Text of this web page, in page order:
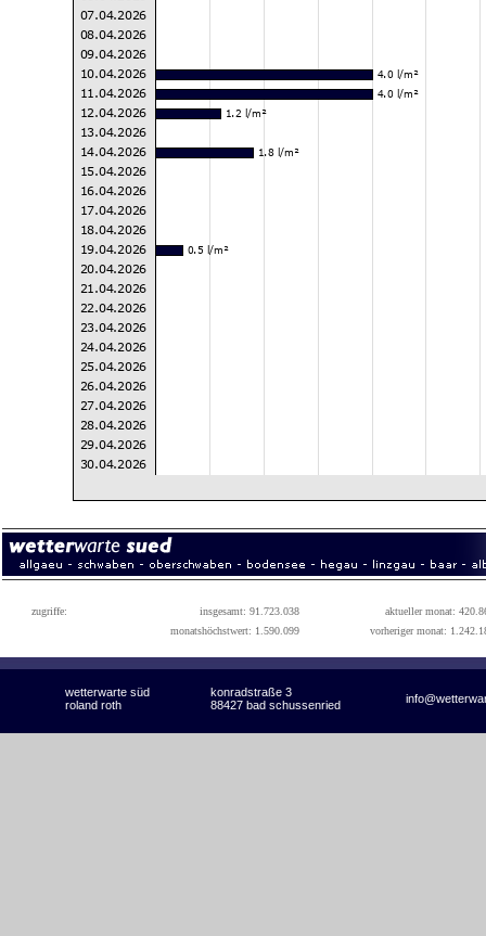
zugriffe: insgesamt: 91.723.038
aktueller monat:
monatshöchstwert: 1.590.099
vorheriger monat:
wetterwarte süd konradstraße 3
roland roth 88427 bad schussenried